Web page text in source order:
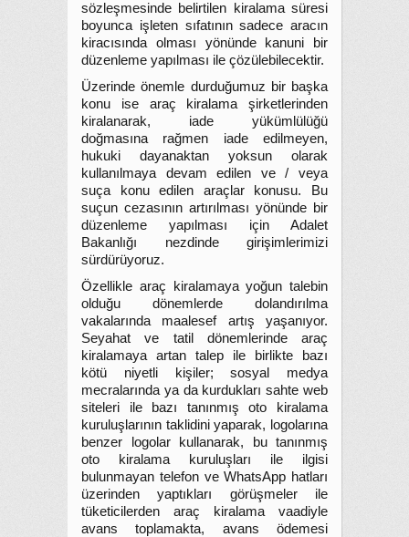
sözleşmesinde belirtilen kiralama süresi
boyunca işleten sıfatının sadece aracın
kiracısında olması yönünde kanuni bir
düzenleme yapılması ile çözülebilecektir.
Üzerinde önemle durduğumuz bir başka
konu ise araç kiralama şirketlerinden
kiralanarak, iade yükümlülüğü
doğmasına rağmen iade edilmeyen,
hukuki dayanaktan yoksun olarak
kullanılmaya devam edilen ve / veya
suça konu edilen araçlar konusu. Bu
suçun cezasının artırılması yönünde bir
düzenleme yapılması için Adalet
Bakanlığı nezdinde girişimlerimizi
sürdürüyoruz.
Özellikle araç kiralamaya yoğun talebin
olduğu dönemlerde dolandırılma
vakalarında maalesef artış yaşanıyor.
Seyahat ve tatil dönemlerinde araç
kiralamaya artan talep ile birlikte bazı
kötü niyetli kişiler; sosyal medya
mecralarında ya da kurdukları sahte web
siteleri ile bazı tanınmış oto kiralama
kuruluşlarının taklidini yaparak, logolarına
benzer logolar kullanarak, bu tanınmış
oto kiralama kuruluşları ile ilgisi
bulunmayan telefon ve WhatsApp hatları
üzerinden yaptıkları görüşmeler ile
tüketicilerden araç kiralama vaadiyle
avans toplamakta, avans ödemesi